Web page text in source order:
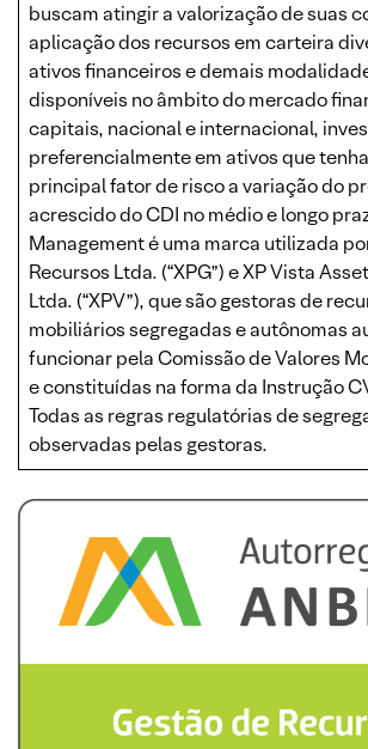
buscam atingir a valorização de suas
aplicação dos recursos em carteira
ativos financeiros e demais
disponíveis no âmbito do mercado
capitais, nacional e internacional,
preferencialmente em ativos que
principal fator de risco a variação do
acrescido do CDI no médio e longo
Management é uma marca utilizada
Recursos Ltda. (“XPG”) e XP Vista
Ltda. (“XPV”), que são gestoras de
mobiliários segregadas e autônomas
funcionar pela Comissão de Valores
e constituídas na forma da Instrução
Todas as regras regulatórias de
observadas pelas gestoras.